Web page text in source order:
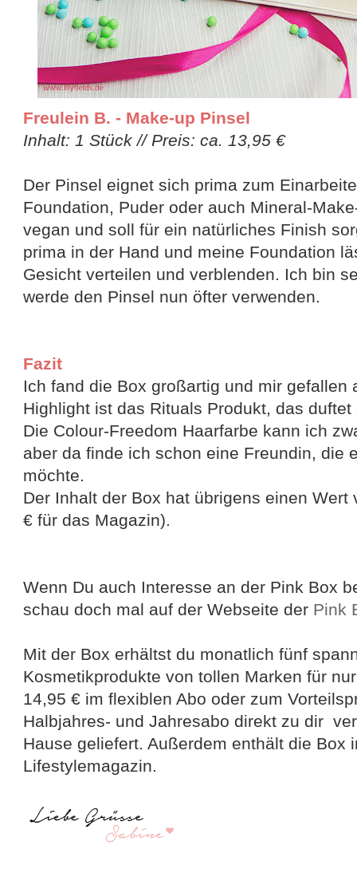
Freulein B. - Make-up Pinsel
Inhalt: 1 Stück // Preis: ca. 13,95 €
Der Pinsel eignet sich prima zum
Foundation, Puder oder auch Mineral-
vegan und soll für ein natürliches Finish
prima in der Hand und meine Foundation
Gesicht verteilen und verblenden. Ich bin
werde den Pinsel nun öfter verwenden.
Fazit
Ich fand die Box großartig und mir gefallen
Highlight ist das Rituals Produkt, das
Die Colour-Freedom Haarfarbe kann ich
aber da finde ich schon eine Freundin, die
möchte.
Der Inhalt der Box hat übrigens einen Wert
€ für das Magazin).
Wenn Du auch Interesse an der Pink Box
schau doch mal auf der Webseite der Pink
Mit der Box erhältst du monatlich fünf
Kosmetikprodukte von tollen Marken für nur
14,95 € im flexiblen Abo oder zum
Halbjahres- und Jahresabo direkt zu dir
Hause geliefert. Außerdem enthält die Box
Lifestylemagazin.